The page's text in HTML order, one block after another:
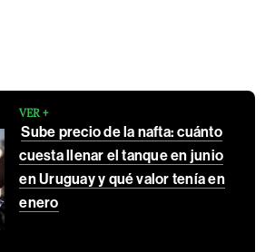
VER +
Sube precio de la nafta: cuánto
cuesta llenar el tanque en junio
en Uruguay y qué valor tenía en
enero